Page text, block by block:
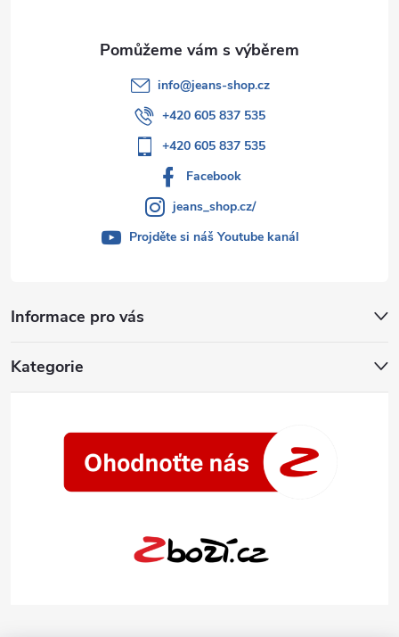
Informace pro vás
Kategorie
info@jeans-shop.cz
+420 605 837 535
+420 605 837 535
Facebook
jeans_shop.cz/
Projděte si náš Youtube kanál